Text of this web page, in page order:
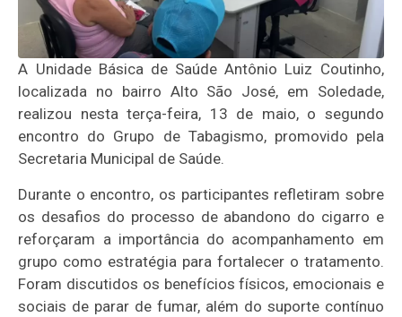
A Unidade Básica de Saúde Antônio Luiz Coutinho,
localizada no bairro Alto São José, em Soledade,
realizou nesta terça-feira, 13 de maio, o segundo
encontro do Grupo de Tabagismo, promovido pela
Secretaria Municipal de Saúde.
Durante o encontro, os participantes refletiram sobre
os desafios do processo de abandono do cigarro e
reforçaram a importância do acompanhamento em
grupo como estratégia para fortalecer o tratamento.
Foram discutidos os benefícios físicos, emocionais e
sociais de parar de fumar, além do suporte contínuo